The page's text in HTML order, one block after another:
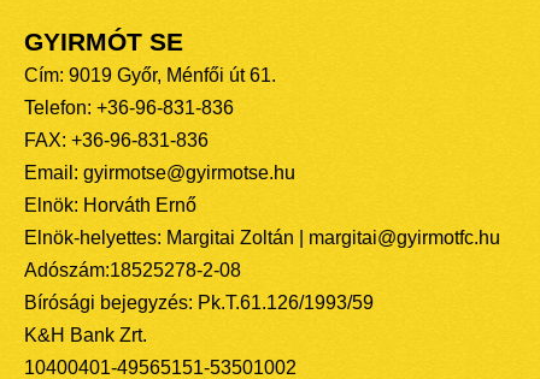
GYIRMÓT SE
Cím: 9019 Győr, Ménfői út 61.
Telefon: +36-96-831-836
FAX: +36-96-831-836
Email: gyirmotse@gyirmotse.hu
Elnök: Horváth Ernő
Elnök-helyettes: Margitai Zoltán | margitai@gyirmotfc.hu
Adószám:18525278-2-08
Bírósági bejegyzés: Pk.T.61.126/1993/59
K&H Bank Zrt.
10400401-49565151-53501002